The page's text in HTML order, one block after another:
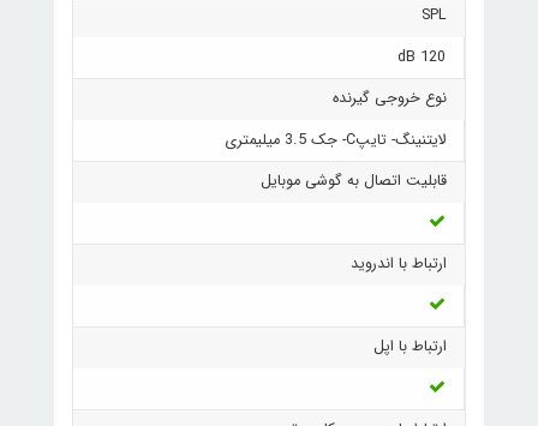
SPL
120 dB
نوع خروجی گیرنده
لایتنینگ- تایپC- جک 3.5 میلیمتری
قابلیت اتصال به گوشی موبایل
ارتباط با اندروید
ارتباط با اپل